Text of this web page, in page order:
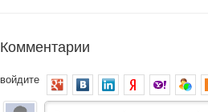
Комментарии
войдите